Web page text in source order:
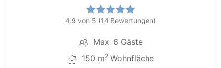
4.9 von 5 (14 Bewertungen)
Max. 6 Gäste
150 m2 Wohnfläche